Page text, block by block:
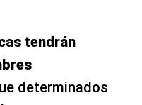
tendrán
determinados